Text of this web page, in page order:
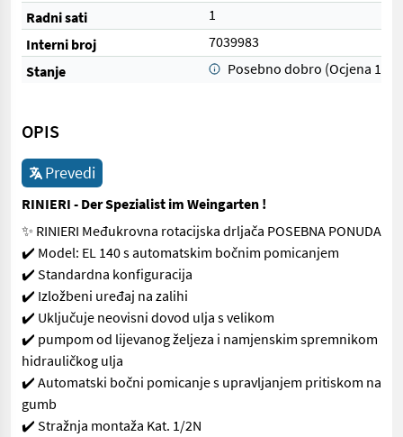
Radni sati
1
Interni broj
7039983
Stanje
Posebno dobro (Ocjena 1)
OPIS
Prevedi
RINIERI - Der Spezialist im Weingarten !
✨ RINIERI Međukrovna rotacijska drljača POSEBNA PONUDA
✔️ Model: EL 140 s automatskim bočnim pomicanjem
✔️ Standardna konfiguracija
✔️ Izložbeni uređaj na zalihi
✔️ Uključuje neovisni dovod ulja s velikom
✔️ pumpom od lijevanog željeza i namjenskim spremnikom
hidrauličkog ulja
✔️ Automatski bočni pomicanje s upravljanjem pritiskom na
gumb
✔️ Stražnja montaža Kat. 1/2N